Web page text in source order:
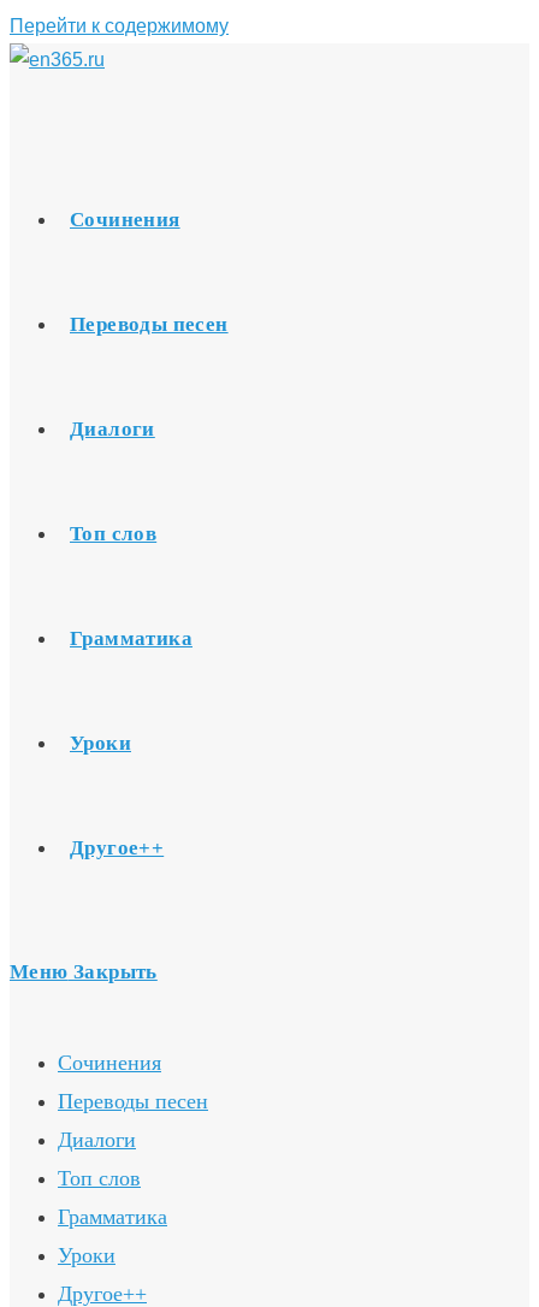
Перейти к содержимому
Сочинения
Переводы песен
Диалоги
Топ слов
Грамматика
Уроки
Другое++
Меню Закрыть
Сочинения
Переводы песен
Диалоги
Топ слов
Грамматика
Уроки
Другое++